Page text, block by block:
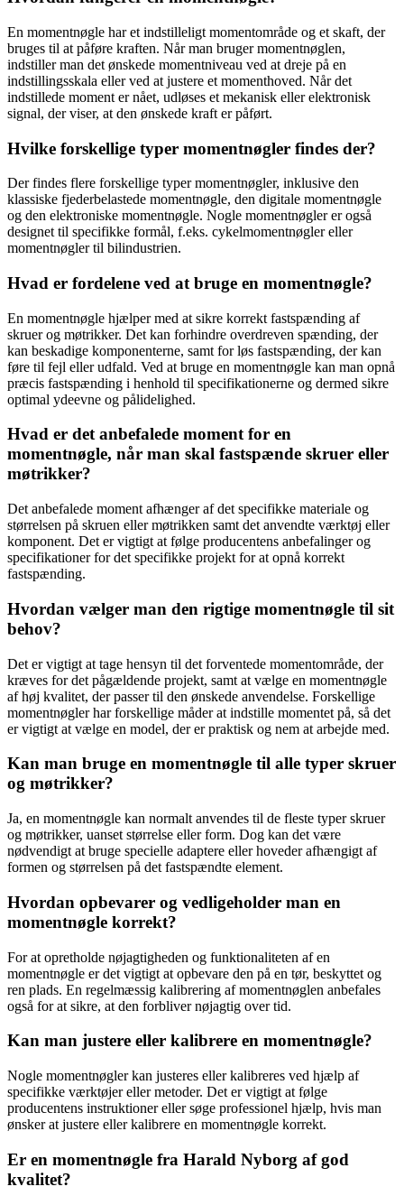
En momentnøgle har et indstilleligt momentområde og et skaft, der
bruges til at påføre kraften. Når man bruger momentnøglen,
indstiller man det ønskede momentniveau ved at dreje på en
indstillingsskala eller ved at justere et momenthoved. Når det
indstillede moment er nået, udløses et mekanisk eller elektronisk
signal, der viser, at den ønskede kraft er påført.
Hvilke forskellige typer momentnøgler findes der?
Der findes flere forskellige typer momentnøgler, inklusive den
klassiske fjederbelastede momentnøgle, den digitale momentnøgle
og den elektroniske momentnøgle. Nogle momentnøgler er også
designet til specifikke formål, f.eks. cykelmomentnøgler eller
momentnøgler til bilindustrien.
Hvad er fordelene ved at bruge en momentnøgle?
En momentnøgle hjælper med at sikre korrekt fastspænding af
skruer og møtrikker. Det kan forhindre overdreven spænding, der
kan beskadige komponenterne, samt for løs fastspænding, der kan
føre til fejl eller udfald. Ved at bruge en momentnøgle kan man opnå
præcis fastspænding i henhold til specifikationerne og dermed sikre
optimal ydeevne og pålidelighed.
Hvad er det anbefalede moment for en
momentnøgle, når man skal fastspænde skruer eller
møtrikker?
Det anbefalede moment afhænger af det specifikke materiale og
størrelsen på skruen eller møtrikken samt det anvendte værktøj eller
komponent. Det er vigtigt at følge producentens anbefalinger og
specifikationer for det specifikke projekt for at opnå korrekt
fastspænding.
Hvordan vælger man den rigtige momentnøgle til sit
behov?
Det er vigtigt at tage hensyn til det forventede momentområde, der
kræves for det pågældende projekt, samt at vælge en momentnøgle
af høj kvalitet, der passer til den ønskede anvendelse. Forskellige
momentnøgler har forskellige måder at indstille momentet på, så det
er vigtigt at vælge en model, der er praktisk og nem at arbejde med.
Kan man bruge en momentnøgle til alle typer skruer
og møtrikker?
Ja, en momentnøgle kan normalt anvendes til de fleste typer skruer
og møtrikker, uanset størrelse eller form. Dog kan det være
nødvendigt at bruge specielle adaptere eller hoveder afhængigt af
formen og størrelsen på det fastspændte element.
Hvordan opbevarer og vedligeholder man en
momentnøgle korrekt?
For at opretholde nøjagtigheden og funktionaliteten af en
momentnøgle er det vigtigt at opbevare den på en tør, beskyttet og
ren plads. En regelmæssig kalibrering af momentnøglen anbefales
også for at sikre, at den forbliver nøjagtig over tid.
Kan man justere eller kalibrere en momentnøgle?
Nogle momentnøgler kan justeres eller kalibreres ved hjælp af
specifikke værktøjer eller metoder. Det er vigtigt at følge
producentens instruktioner eller søge professionel hjælp, hvis man
ønsker at justere eller kalibrere en momentnøgle korrekt.
Er en momentnøgle fra Harald Nyborg af god
kvalitet?